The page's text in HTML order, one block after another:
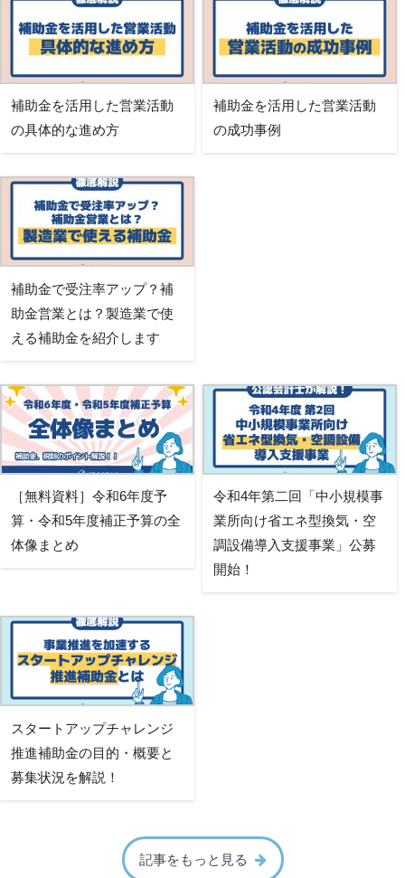
補助金を活用した営業活動
の具体的な進め方
補助金を活用した営業活動
の成功事例
補助金で受注率アップ？補
助金営業とは？製造業で使
える補助金を紹介します
［無料資料］令和6年度予
算・令和5年度補正予算の全
体像まとめ
令和4年第二回「中小規模事
業所向け省エネ型換気・空
調設備導入支援事業」公募
開始！
スタートアップチャレンジ
推進補助金の目的・概要と
募集状況を解説！
記事をもっと見る